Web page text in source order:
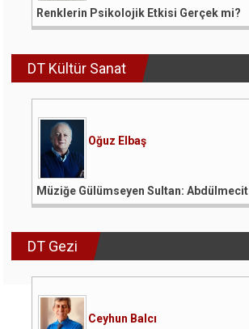
Renklerin Psikolojik Etkisi Gerçek mi?
DT Kültür Sanat
Oğuz Elbaş
Müziğe Gülümseyen Sultan: Abdülmecit
DT Gezi
Ceyhun Balcı